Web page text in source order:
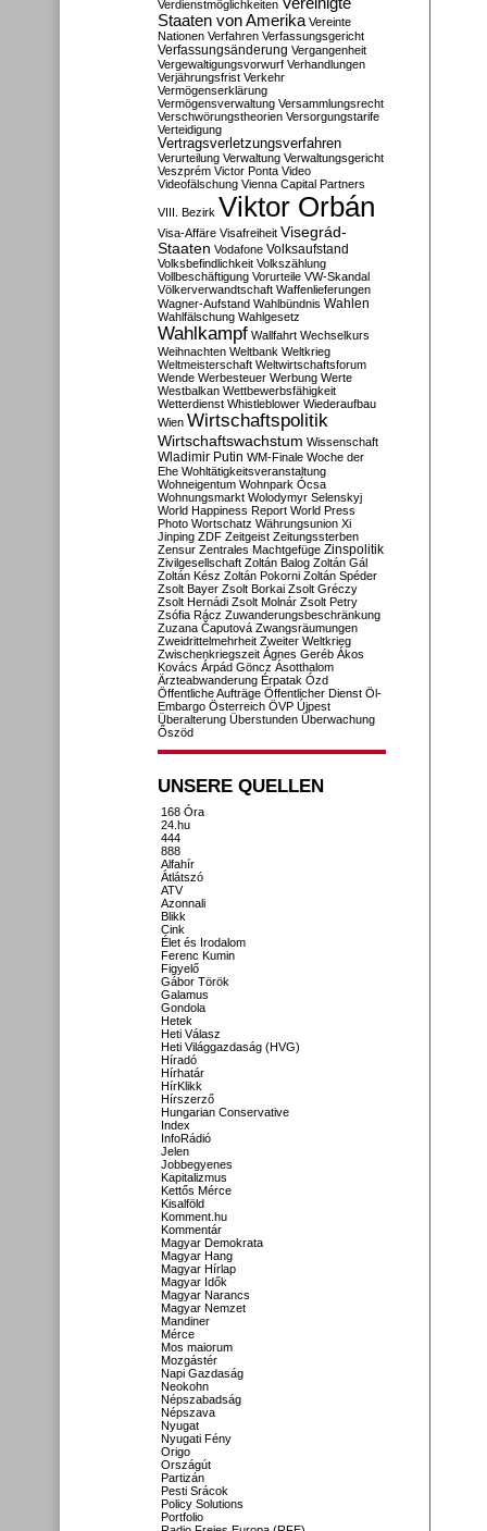
Verdienstmöglichkeiten
Staaten von Amerika Vereinte
Nationen Verfahren Verfassungsgericht
Verfassungsänderung Vergangenheit
Vergewaltigungsvorwurf Verhandlungen
Verjährungsfrist Verkehr
Vermögenserklärung
Vermögensverwaltung Versammlungsrecht
Verschwörungstheorien Versorgungstarife
Verteidigung
Vertragsverletzungsverfahren
Verurteilung Verwaltung Verwaltungsgericht
Veszprém Victor Ponta Video
Videofälschung Vienna Capital Partners
VIII. Bezirk Viktor Orbán
Visa-Affäre Visafreiheit Visegrád-
Staaten Vodafone Volksaufstand
Volksbefindlichkeit Volkszählung
Vollbeschäftigung Vorurteile VW-Skandal
Völkerverwandtschaft Waffenlieferungen
Wagner-Aufstand Wahlbündnis Wahlen
Wahlfälschung Wahlgesetz
Wahlkampf Wallfahrt Wechselkurs
Weihnachten Weltbank Weltkrieg
Weltmeisterschaft Weltwirtschaftsforum
Wende Werbesteuer Werbung Werte
Westbalkan Wettbewerbsfähigkeit
Wetterdienst Whistleblower Wiederaufbau
Wien Wirtschaftspolitik
Wirtschaftswachstum Wissenschaft
Wladimir Putin WM-Finale Woche der
Ehe Wohltätigkeitsveranstaltung
Wohneigentum Wohnpark Ócsa
Wohnungsmarkt Wolodymyr Selenskyj
World Happiness Report World Press
Photo Wortschatz Währungsunion Xi
Jinping ZDF Zeitgeist Zeitungssterben
Zensur Zentrales Machtgefüge Zinspolitik
Zivilgesellschaft Zoltán Balog Zoltán Gál
Zoltán Kész Zoltán Pokorni Zoltán Spéder
Zsolt Bayer Zsolt Borkai Zsolt Gréczy
Zsolt Hernádi Zsolt Molnár Zsolt Petry
Zsófia Rácz Zuwanderungsbeschränkung
Zuzana Čaputová Zwangsräumungen
Zweidrittelmehrheit Zweiter Weltkrieg
Zwischenkriegszeit Ágnes Geréb Ákos
Kovács Árpád Göncz Ásotthalom
Ärzteabwanderung Érpatak Ózd
Öffentliche Aufträge Öffentlicher Dienst Öl-
Embargo Österreich ÖVP Újpest
Überalterung Überstunden Überwachung
Őszöd
UNSERE QUELLEN
168 Óra
24.hu
444
888
Alfahír
Átlátszó
ATV
Azonnali
Blikk
Cink
Élet és Irodalom
Ferenc Kumin
Figyelő
Gábor Török
Galamus
Gondola
Hetek
Heti Válasz
Heti Világgazdaság (HVG)
Híradó
Hírhatár
HírKlikk
Hírszerző
Hungarian Conservative
Index
InfoRádió
Jelen
Jobbegyenes
Kapitalizmus
Kettős Mérce
Kisalföld
Komment.hu
Kommentár
Magyar Demokrata
Magyar Hang
Magyar Hírlap
Magyar Idők
Magyar Narancs
Magyar Nemzet
Mandiner
Mérce
Mos maiorum
Mozgástér
Napi Gazdaság
Neokohn
Népszabadság
Népszava
Nyugat
Nyugati Fény
Origo
Országút
Partizán
Pesti Srácok
Policy Solutions
Portfolio